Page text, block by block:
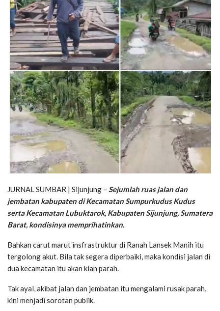
JURNAL SUMBAR | Sijunjung – Sejumlah ruas jalan dan
jembatan kabupaten di Kecamatan Sumpurkudus Kudus
serta Kecamatan Lubuktarok, Kabupaten Sijunjung, Sumatera
Barat, kondisinya memprihatinkan.
Bahkan carut marut insfrastruktur di Ranah Lansek Manih itu
tergolong akut. Bila tak segera diperbaiki, maka kondisi jalan di
dua kecamatan itu akan kian parah.
Tak ayal, akibat jalan dan jembatan itu mengalami rusak parah,
kini menjadi sorotan publik.